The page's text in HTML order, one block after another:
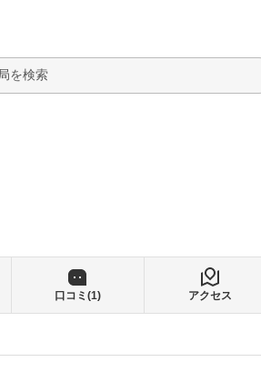
検索
口コミ(1) アクセス